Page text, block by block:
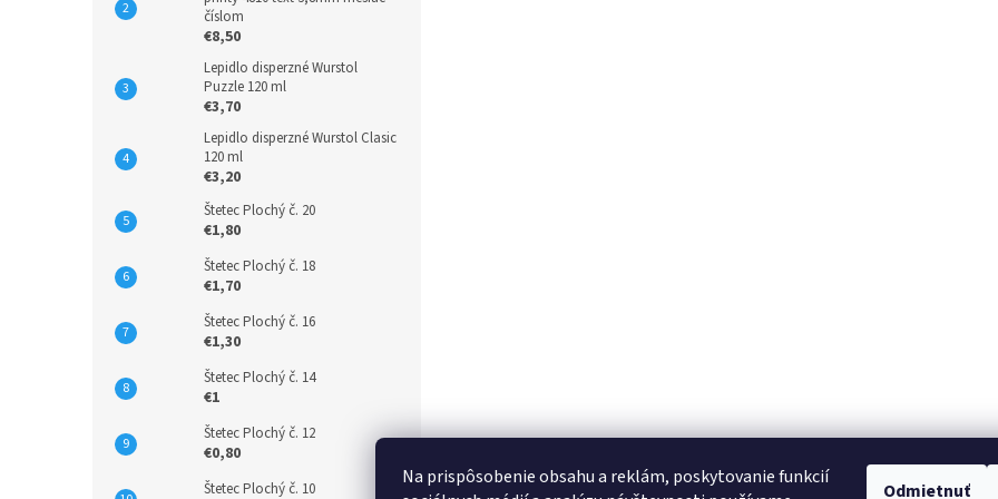
Na prispôsobenie obsahu a reklám, poskytovanie funkcií
Odmietnuť
číslom
€8,50
Lepidlo disperzné Wurstol
Puzzle 120 ml
€3,70
Lepidlo disperzné Wurstol Clasic
120 ml
€3,20
Štetec Plochý č. 20
€1,80
Štetec Plochý č. 18
€1,70
Štetec Plochý č. 16
€1,30
Štetec Plochý č. 14
€1
Štetec Plochý č. 12
€0,80
Štetec Plochý č. 10